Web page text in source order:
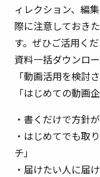
ィレクション、編
際に注意しておき
す。ぜひご活用くだ
資料一括ダウンロ
「動画活用を検討
「はじめての動画
・書くだけで方針
・はじめてでも取
チ」
・届けたい人に届